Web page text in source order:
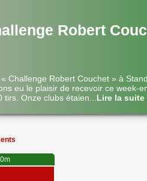
Robert
Challenge Robert Couchet » à
eu le plaisir de recevoir ce week-
tirs. Onze clubs étaien
Lire la suite